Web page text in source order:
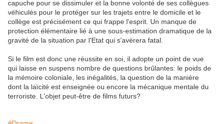
capuche pour se dissimuler et la bonne volonté de ses collègues
véhiculés pour le protéger sur les trajets entre le domicile et le
collège est précisément ce qui frappe l'esprit. Un manque de
protection élémentaire lié à une sous-estimation dramatique de la
gravité de la situation par l'Etat qui s'avèrera fatal.
Si le film est donc une réussite en soi, il adopte un point de vue
qui laisse en suspens nombre de questions brûlantes: le poids de
la mémoire coloniale, les inégalités, la question de la manière
dont la laïcité est enseignée ou encore la mécanique mentale du
terroriste. L'objet peut-être de films futurs?